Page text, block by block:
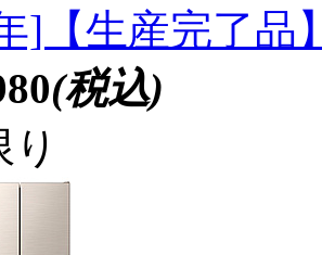
]【生産完了品
(税込)